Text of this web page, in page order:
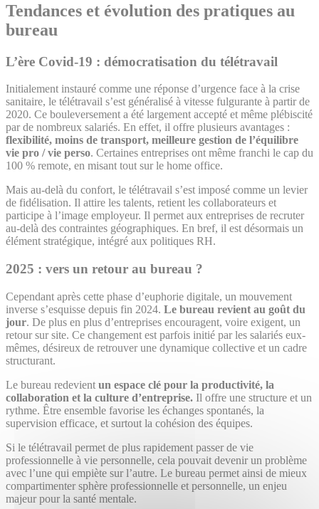
Tendances et évolution des pratiques au
bureau
L’ère Covid-19 : démocratisation du télétravail
Initialement instauré comme une réponse d’urgence face à la crise
sanitaire, le télétravail s’est généralisé à vitesse fulgurante à partir de
2020. Ce bouleversement a été largement accepté et même plébiscité
par de nombreux salariés. En effet, il offre plusieurs avantages :
flexibilité, moins de transport, meilleure gestion de l’équilibre
vie pro / vie perso. Certaines entreprises ont même franchi le cap du
100 % remote, en misant tout sur le home office.
Mais au-delà du confort, le télétravail s’est imposé comme un levier
de fidélisation. Il attire les talents, retient les collaborateurs et
participe à l’image employeur. Il permet aux entreprises de recruter
au-delà des contraintes géographiques. En bref, il est désormais un
élément stratégique, intégré aux politiques RH.
2025 : vers un retour au bureau ?
Cependant après cette phase d’euphorie digitale, un mouvement
inverse s’esquisse depuis fin 2024. Le bureau revient au goût du
jour. De plus en plus d’entreprises encouragent, voire exigent, un
retour sur site. Ce changement est parfois initié par les salariés eux-
mêmes, désireux de retrouver une dynamique collective et un cadre
structurant.
Le bureau redevient un espace clé pour la productivité, la
collaboration et la culture d’entreprise. Il offre une structure et un
rythme. Être ensemble favorise les échanges spontanés, la
supervision efficace, et surtout la cohésion des équipes.
Si le télétravail permet de plus rapidement passer de vie
professionnelle à vie personnelle, cela pouvait devenir un problème
avec l’une qui empiète sur l’autre. Le bureau permet ainsi de mieux
compartimenter sphère professionnelle et personnelle, un enjeu
majeur pour la santé mentale.